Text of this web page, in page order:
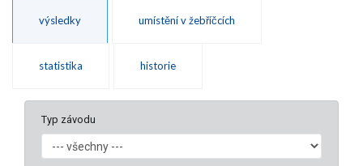
výsledky umístění v žebříčcích
statistika historie
Typ závodu